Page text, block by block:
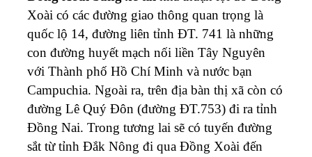
Xoài có các đường giao thông quan trọng là
quốc lộ 14, đường liên tỉnh ĐT. 741 là những
con đường huyết mạch nối liền Tây Nguyên
với Thành phố Hồ Chí Minh và nước bạn
Campuchia. Ngoài ra, trên địa bàn thị xã còn có
đường Lê Quý Đôn (đường ĐT.753) đi ra tỉnh
Đồng Nai. Trong tương lai sẽ có tuyến đường
sắt từ tỉnh Đắk Nông đi qua Đồng Xoài đến